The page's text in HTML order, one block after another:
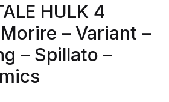
HULK 4
– Variant –
– Spillato –